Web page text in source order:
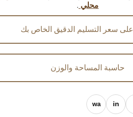
محلي .
سعر التسليم الدقيق الخاص بك
حاسبة المساحة والوزن